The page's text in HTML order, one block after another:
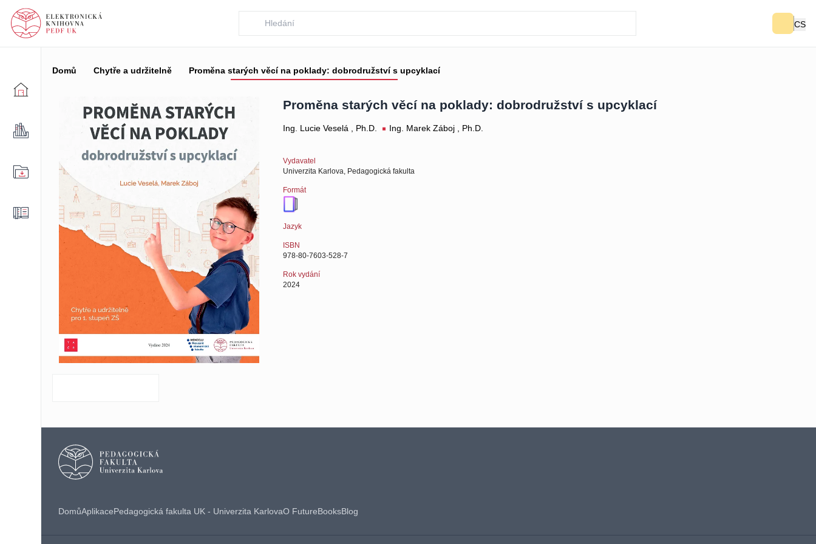
CS
Stažené
Rozečtené
Domů Chytře a udržitelně Proměna starých věcí na poklady: dobrodružství s upcyklací
Proměna starých věcí na poklady: dobrodružství s upcyklací
Ing. Lucie Veselá , Ph.D. Ing. Marek Záboj , Ph.D.
Vydavatel
Univerzita Karlova, Pedagogická fakulta
Formát
Jazyk
ISBN
978-80-7603-528-7
Rok vydání
2024
DomůAplikacePedagogická fakulta UK - Univerzita KarlovaO FutureBooksBlog